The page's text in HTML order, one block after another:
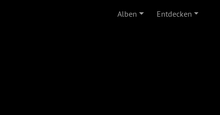
Alben Entdecken